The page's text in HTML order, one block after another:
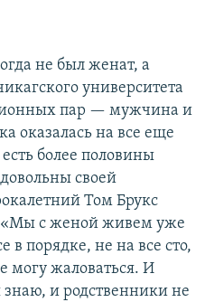
не был женат, а
университета
пар — мужчина и
оказалась на все еще
более половины
своей
Том Брукс
«Мы с женой живем уже
в порядке, не на все сто,
могу жаловаться. И
и родственники не